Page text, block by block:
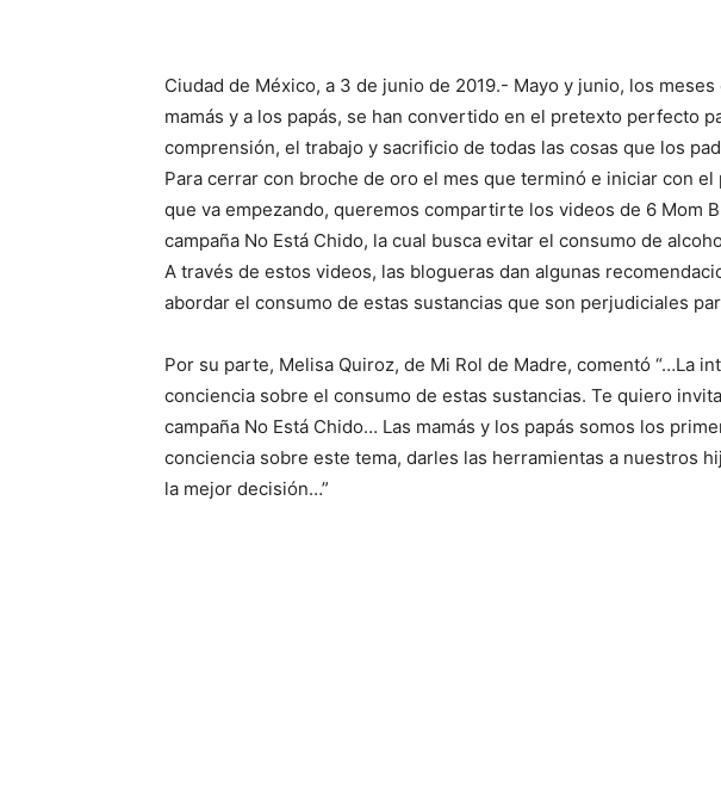
Ciudad de México, a 3 de junio de 2019.- Mayo y junio, los
mamás y a los papás, se han convertido en el pretexto perfecto
comprensión, el trabajo y sacrificio de todas las cosas que los
Para cerrar con broche de oro el mes que terminó e iniciar con
que va empezando, queremos compartirte los videos de 6 Mom
campaña No Está Chido, la cual busca evitar el consumo de
A través de estos videos, las blogueras dan algunas
abordar el consumo de estas sustancias que son perjudiciales
Por su parte, Melisa Quiroz, de Mi Rol de Madre, comentó “…La
conciencia sobre el consumo de estas sustancias. Te quiero
campaña No Está Chido… Las mamás y los papás somos los
conciencia sobre este tema, darles las herramientas a nuestros
la mejor decisión…”